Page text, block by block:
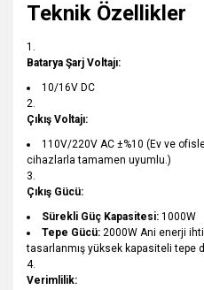
Teknik Özellikler
Batarya Şarj Voltajı:
10/16V DC
Çıkış Voltajı:
110V/220V AC ±%10 (Ev ve
cihazlarla tamamen uyumlu.)
Çıkış Gücü:
Sürekli Güç Kapasitesi: 1000W
Tepe Gücü: 2000W Ani enerji
tasarlanmış yüksek kapasiteli tepe
Verimlilik: